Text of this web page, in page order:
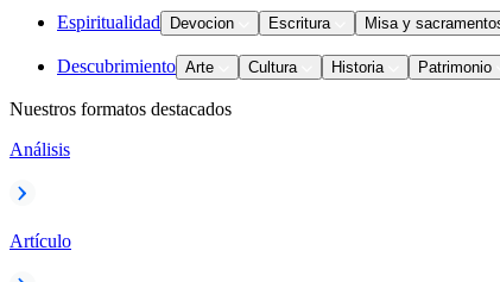
Espiritualidad Devocion Escritura Misa y
Descubrimiento Arte Cultura Historia Patrimonio
Nuestros formatos destacados
Análisis
Artículo